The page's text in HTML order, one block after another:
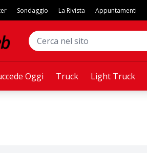
Oggi Truck Light Truck
Sondaggio La Rivista Appuntamenti